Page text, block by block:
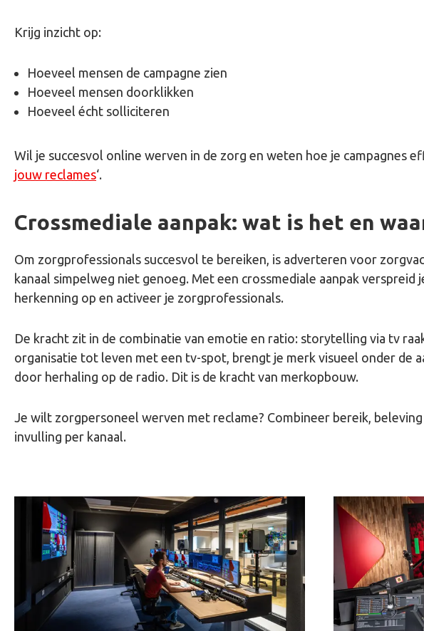
Krijg inzicht op:
Hoeveel mensen de campagne zien
Hoeveel mensen doorklikken
Hoeveel écht solliciteren
Wil je succesvol online werven in de zorg en weten hoe je campagnes
jouw reclames‘.
Crossmediale aanpak: wat is het en
Om zorgprofessionals succesvol te bereiken, is adverteren voor
kanaal simpelweg niet genoeg. Met een crossmediale aanpak
herkenning op en activeer je zorgprofessionals.
De kracht zit in de combinatie van emotie en ratio: storytelling via tv
organisatie tot leven met een tv-spot, brengt je merk visueel onder de
door herhaling op de radio. Dit is de kracht van merkopbouw.
Je wilt zorgpersoneel werven met reclame? Combineer bereik,
invulling per kanaal.